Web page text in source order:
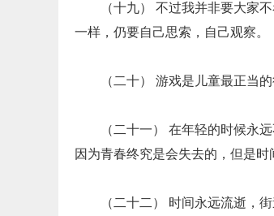
（十九） 不过我并非要大家
一样，仍要自己思索，自己观察。
（二十） 游戏是儿童最正当
（二十一） 在年轻的时候永
因为青春终究是会失去的，但是时
（二十二） 时间永远流逝，街